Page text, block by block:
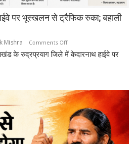
पर भूस्खलन से ट्रैफिक रुका; बहाली
Mishra Comments Offon
रुद्रप्रयाग
पर
भूस्खलन
से
ट्रैफिक
रुका;
के रुद्रप्रयाग जिले में केदारनाथ हाईवे पर